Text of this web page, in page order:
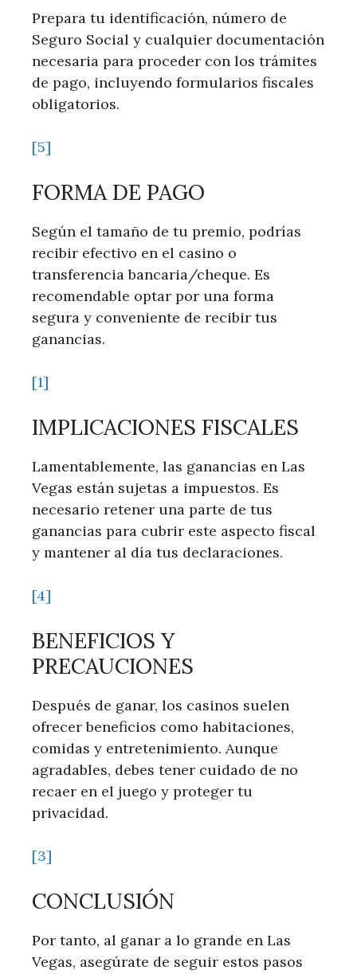
Prepara ‍tu identificación, número de
⁢Seguro Social y cualquier documentación
necesaria ​para proceder⁤ con ⁤los trámites
de pago, incluyendo formularios fiscales
obligatorios.
[5]
FORMA DE PAGO
Según el tamaño de tu premio,⁢ podrías
recibir efectivo en el casino o
transferencia bancaria/cheque. Es
recomendable optar por una forma
segura y conveniente de ‌recibir tus
ganancias.
[1]
IMPLICACIONES FISCALES
Lamentablemente, las ganancias en Las
Vegas están sujetas a impuestos. Es
necesario retener una parte de ⁢tus
ganancias para⁢ cubrir este aspecto fiscal
y mantener al ​día tus declaraciones.
[4]
BENEFICIOS Y
PRECAUCIONES
Después de ganar, los casinos suelen
ofrecer beneficios como​ habitaciones,
comidas y entretenimiento. Aunque ​
agradables, debes tener cuidado de no
recaer en el juego y proteger tu
privacidad.
[3]
CONCLUSIÓN
Por tanto,⁤ al ganar a lo grande en ⁣Las ​
Vegas, asegúrate de seguir estos pasos⁤